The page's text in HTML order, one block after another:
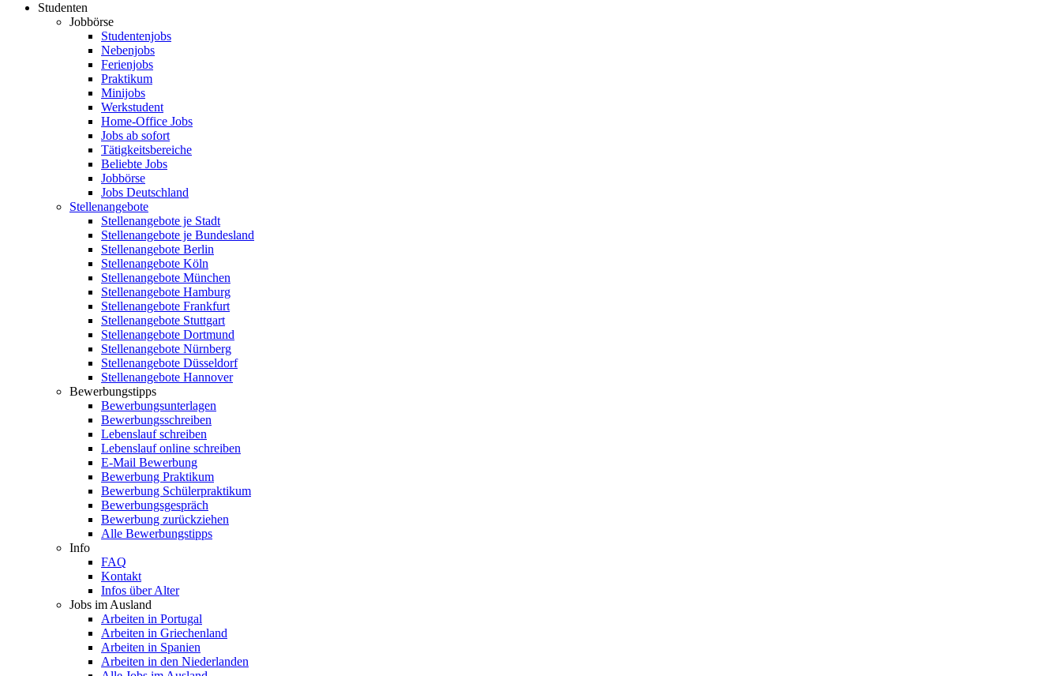
Studenten
Jobbörse
Studentenjobs
Nebenjobs
Ferienjobs
Praktikum
Minijobs
Werkstudent
Home-Office Jobs
Jobs ab sofort
Tätigkeitsbereiche
Beliebte Jobs
Jobbörse
Jobs Deutschland
Stellenangebote
Stellenangebote je Stadt
Stellenangebote je Bundesland
Stellenangebote Berlin
Stellenangebote Köln
Stellenangebote München
Stellenangebote Hamburg
Stellenangebote Frankfurt
Stellenangebote Stuttgart
Stellenangebote Dortmund
Stellenangebote Nürnberg
Stellenangebote Düsseldorf
Stellenangebote Hannover
Bewerbungstipps
Bewerbungsunterlagen
Bewerbungsschreiben
Lebenslauf schreiben
Lebenslauf online schreiben
E-Mail Bewerbung
Bewerbung Praktikum
Bewerbung Schülerpraktikum
Bewerbungsgespräch
Bewerbung zurückziehen
Alle Bewerbungstipps
Info
FAQ
Kontakt
Infos über Alter
Jobs im Ausland
Arbeiten in Portugal
Arbeiten in Griechenland
Arbeiten in Spanien
Arbeiten in den Niederlanden